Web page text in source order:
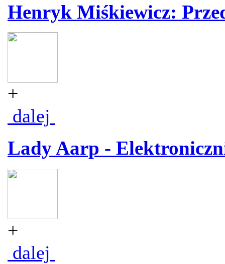
Henryk Miśkiewicz:
+
dalej
Lady Aarp -
+
dalej